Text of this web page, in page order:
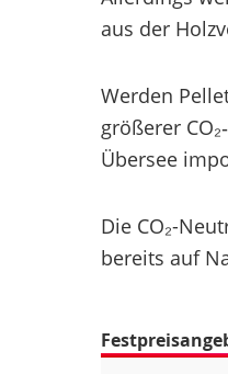
aus der
Werden
größerer
Übersee
Die CO₂-
bereits auf